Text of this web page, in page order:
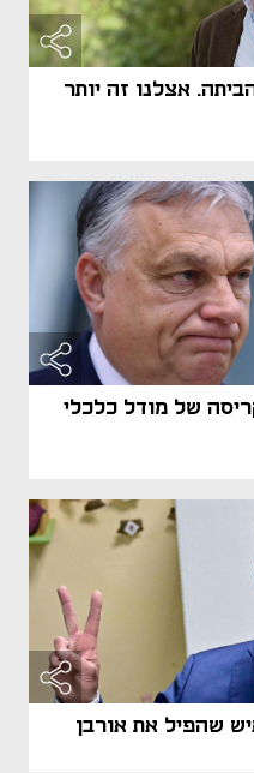
אצלנו זה יותר
של מודל כלכלי
שהפיל את אורבן